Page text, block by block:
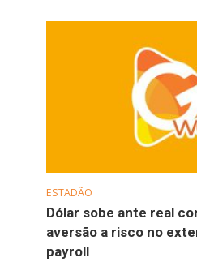
ESTADÃO
Dólar sobe ante real
aversão a risco no
payroll